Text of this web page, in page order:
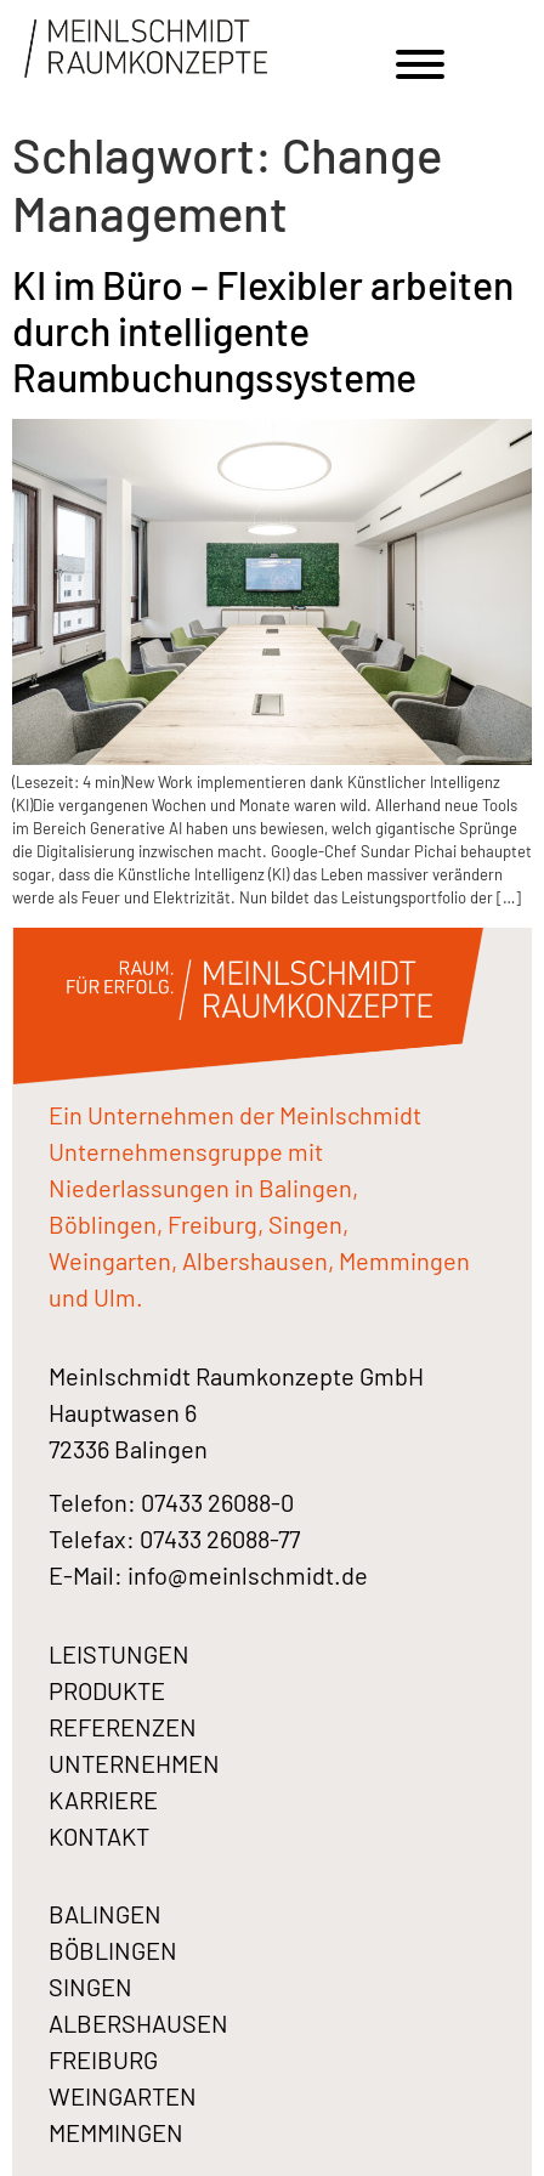
Schlagwort: Change
Management
KI im Büro – Flexibler arbeiten
durch intelligente
Raumbuchungssysteme
(Lesezeit: 4 min)New Work implementieren dank Künstlicher Intelligenz
(KI)Die vergangenen Wochen und Monate waren wild. Allerhand neue Tools
im Bereich Generative AI haben uns bewiesen, welch gigantische Sprünge
die Digitalisierung inzwischen macht. Google-Chef Sundar Pichai behauptet
sogar, dass die Künstliche Intelligenz (KI) das Leben massiver verändern
werde als Feuer und Elektrizität. Nun bildet das Leistungsportfolio der […]
Ein Unternehmen der Meinlschmidt
Unternehmensgruppe mit
Niederlassungen in Balingen,
Böblingen, Freiburg, Singen,
Weingarten, Albershausen, Memmingen
und Ulm.
Meinlschmidt Raumkonzepte GmbH
Hauptwasen 6
72336 Balingen
Telefon: 07433 26088-0
Telefax: 07433 26088-77
E-Mail: info@meinlschmidt.de
LEISTUNGEN
PRODUKTE
REFERENZEN
UNTERNEHMEN
KARRIERE
KONTAKT
BALINGEN
BÖBLINGEN
SINGEN
ALBERSHAUSEN
FREIBURG
WEINGARTEN
MEMMINGEN